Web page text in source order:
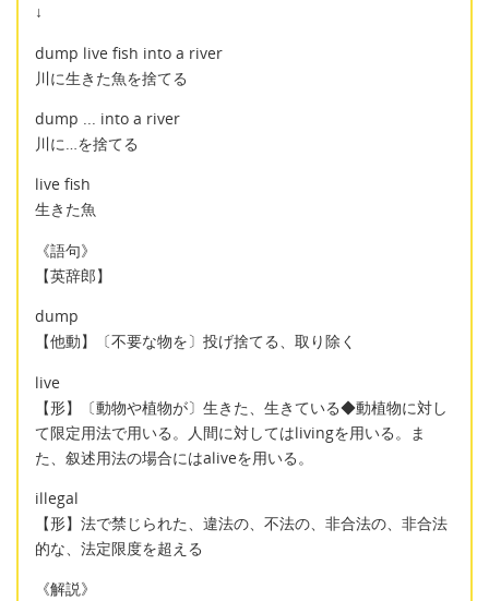
↓
dump live fish into a river
川に生きた魚を捨てる
dump ... into a river
川に…を捨てる
live fish
生きた魚
《語句》
【英辞郎】
dump
【他動】〔不要な物を〕投げ捨てる、取り除く
live
【形】〔動物や植物が〕生きた、生きている◆動植物に対し
て限定用法で用いる。人間に対してはlivingを用いる。ま
た、叙述用法の場合にはaliveを用いる。
illegal
【形】法で禁じられた、違法の、不法の、非合法の、非合法
的な、法定限度を超える
《解説》